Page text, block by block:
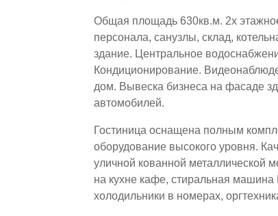
Общая площадь 630кв.м. 2х
персонала, санузлы, склад,
здание. Центральное
Кондиционирование.
дом. Вывеска бизнеса на фасаде
автомобилей.
Гостиница оснащена полным
оборудование высокого уровня.
уличной кованной металлической
на кухне кафе, стиральная
холодильники в номерах,